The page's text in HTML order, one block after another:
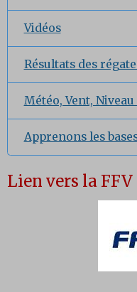
Vidéos
Résultats des
Météo, Vent, Niveau
Apprenons les
Lien vers la FFV